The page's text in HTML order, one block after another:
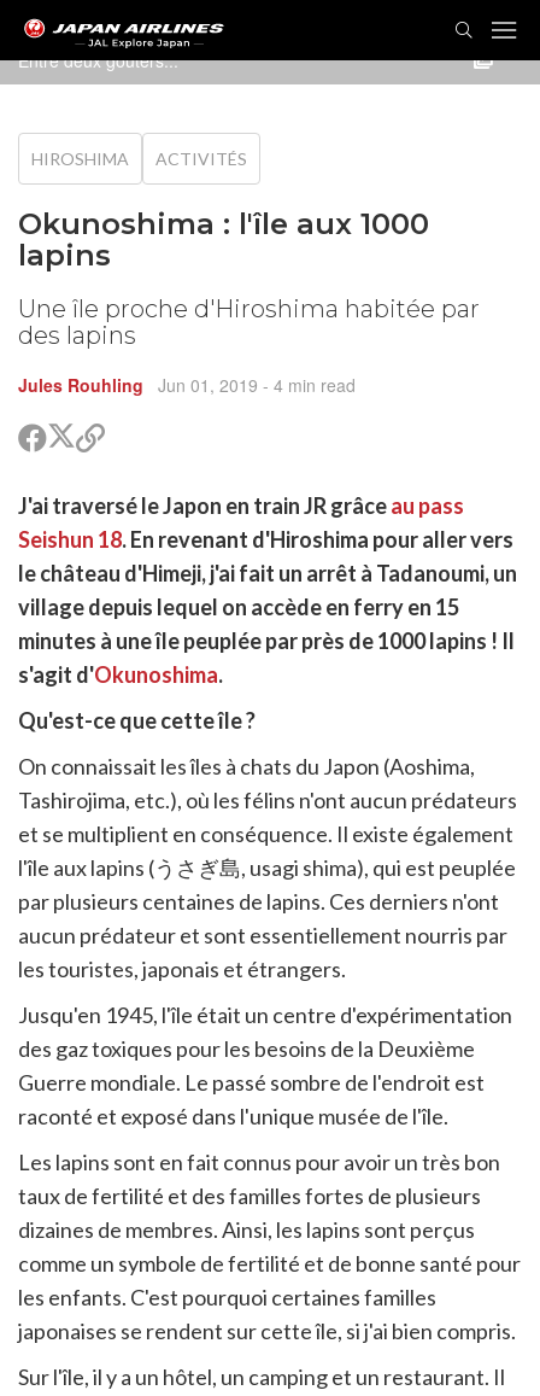
Entre deux goûters...
HIROSHIMA ACTIVITÉS
Okunoshima : l'île aux 1000
lapins
Une île proche d'Hiroshima habitée par
des lapins
Jules Rouhling Jun 01, 2019 - 4 min read
PartagerPartager
sur
Copier
pour
partager
J'ai traversé le Japon en train JR grâceau pass
Seishun 18. En revenant d'Hiroshima pour aller vers
le château d'Himeji, j'ai fait un arrêt à Tadanoumi, un
village depuis lequel on accède en ferry en 15
minutes à une île peuplée par près de 1000 lapins ! Il
s'agit d'Okunoshima.
Qu'est-ce que cette île ?
On connaissait les îles à chats du Japon (Aoshima,
Tashirojima, etc.), où les félins n'ont aucun prédateurs
et se multiplient en conséquence. Il existe également
l'île aux lapins (うさぎ島, usagi shima), qui est peuplée
par plusieurs centaines de lapins. Ces derniers n'ont
aucun prédateur et sont essentiellement nourris par
les touristes, japonais et étrangers.
Jusqu'en 1945, l'île était un centre d'expérimentation
des gaz toxiques pour les besoins de la Deuxième
Guerre mondiale. Le passé sombre de l'endroit est
raconté et exposé dans l'unique musée de l'île.
Les lapins sont en fait connus pour avoir un très bon
taux de fertilité et des familles fortes de plusieurs
dizaines de membres. Ainsi, les lapins sont perçus
comme un symbole de fertilité et de bonne santé pour
les enfants. C'est pourquoi certaines familles
japonaises se rendent sur cette île, si j'ai bien compris.
Sur l'île, il y a un hôtel, un camping et un restaurant. Il